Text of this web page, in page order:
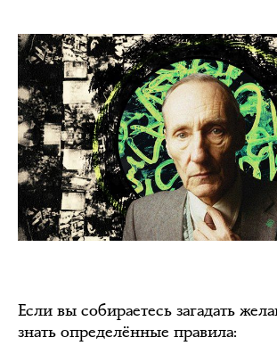
Если вы собираетесь загадать
знать определённые правила: